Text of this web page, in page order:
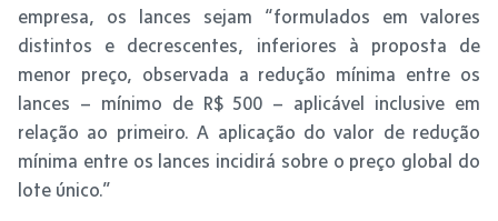
empresa, os lances sejam “formulados em valores
distintos e decrescentes, inferiores à proposta de
menor preço, observada a redução mínima entre os
lances – mínimo de R$ 500 – aplicável inclusive em
relação ao primeiro. A aplicação do valor de redução
mínima entre os lances incidirá sobre o preço global do
lote único.”